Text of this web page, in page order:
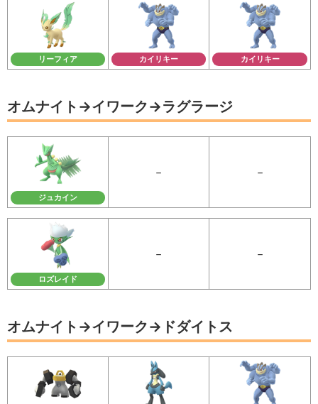
リーフィア カイリキー カイリキー
オムナイト→イワーク→ラグラージ
ジュカイン
－ －
ロズレイド
－ －
オムナイト→イワーク→ドダイトス